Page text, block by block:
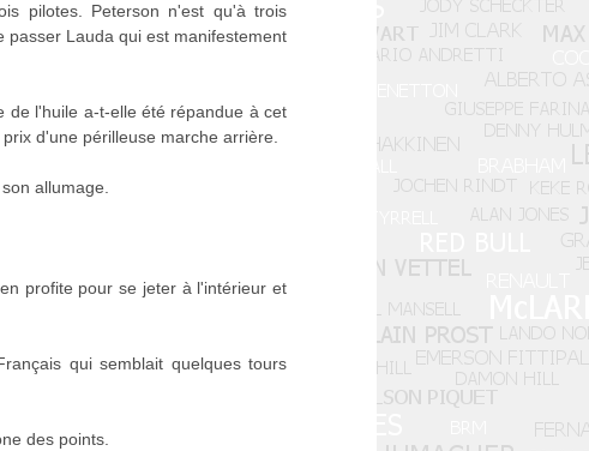
pilotes. Peterson n'est qu'à trois
passer Lauda qui est manifestement
de l'huile a-t-elle été répandue à cet
d'une périlleuse marche arrière.
allumage.
profite pour se jeter à l'intérieur et
qui semblait quelques tours
des points.